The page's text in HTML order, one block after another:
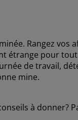
Rangez vos
étrange pour
de travail,
mine.
à donner?